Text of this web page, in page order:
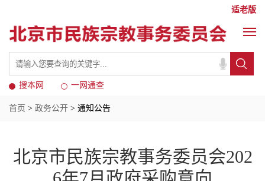
适老版
搜本网 一网通查
首页 > 政务公开 > 通知公告
北京市民族宗教事务委员会202